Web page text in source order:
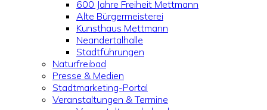
600 Jahre Freiheit Mettmann
Alte Bürgermeisterei
Kunsthaus Mettmann
Neandertalhalle
Stadtführungen
Naturfreibad
Presse & Medien
Stadtmarketing-Portal
Veranstaltungen & Termine